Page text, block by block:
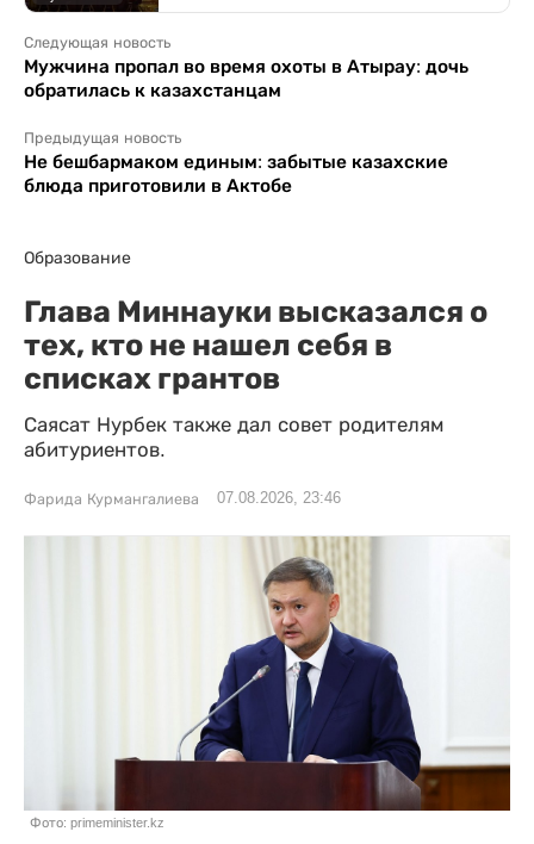
Следующая новость
Мужчина пропал во время охоты в Атырау: дочь
обратилась к казахстанцам
Предыдущая новость
Не бешбармаком единым: забытые казахские
блюда приготовили в Актобе
Образование
Глава Миннауки высказался о
тех, кто не нашел себя в
списках грантов
Саясат Нурбек также дал совет родителям
абитуриентов.
Фарида Курмангалиева 07.08.2026, 23:46
Фото: primeminister.kz